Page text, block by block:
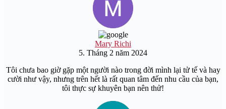
Mary Richi
5. Tháng 2 năm 2024
Tôi chưa bao giờ gặp một người nào trong đời mình lại tử tế và hay
cười như vậy, nhưng trên hết là rất quan tâm đến nhu cầu của bạn,
tôi thực sự khuyên bạn nên thử!